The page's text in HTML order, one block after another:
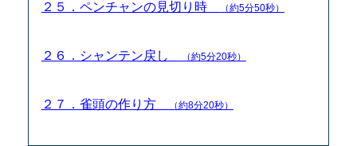
２５．ペンチャンの見切り時 （約5分50秒）
２６．シャンテン戻し （約5分20秒）
２７．雀頭の作り方 （約8分20秒）